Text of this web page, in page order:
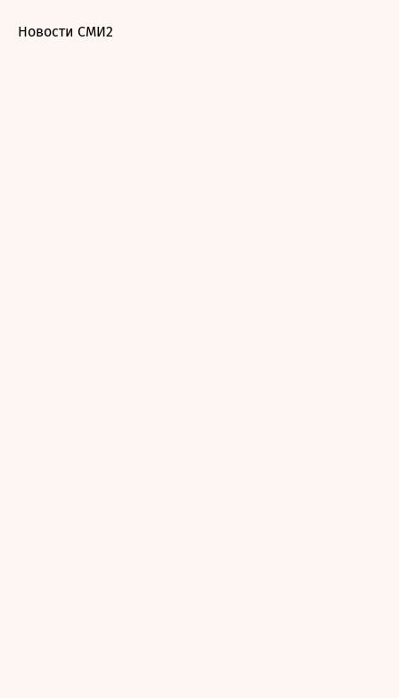
Новости СМИ2